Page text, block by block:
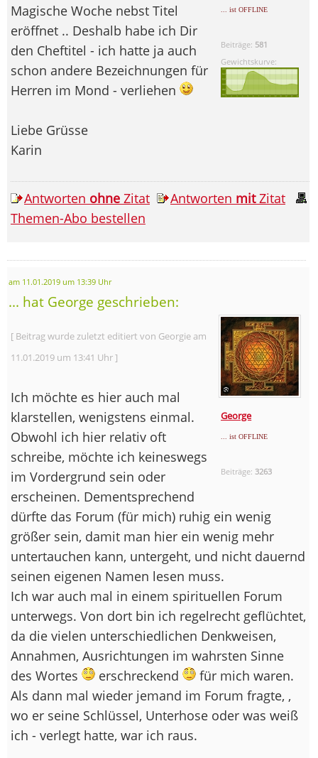
... ist OFFLINE
Beiträge: 581
Gewichtskurve:
Magische Woche nebst Titel
eröffnet .. Deshalb habe ich Dir
den Cheftitel - ich hatte ja auch
schon andere Bezeichnungen für
Herren im Mond - verliehen
Liebe Grüsse
Karin
Antworten ohne Zitat Antworten mitZitat
Themen-Abo bestellen
am 11.01.2019 um 13:39 Uhr
... hat George geschrieben:
George
... ist OFFLINE
Beiträge:3263
[ Beitrag wurde zuletzt editiert von Georgie am
11.01.2019 um 13:41 Uhr ]
Ich möchte es hier auch mal
klarstellen, wenigstens einmal.
Obwohl ich hier relativ oft
schreibe, möchte ich keineswegs
im Vordergrund sein oder
erscheinen. Dementsprechend
dürfte das Forum (für mich) ruhig ein wenig
größer sein, damit man hier ein wenig mehr
untertauchen kann, untergeht, und nicht dauernd
seinen eigenen Namen lesen muss.
Ich war auch mal in einem spirituellen Forum
unterwegs. Von dort bin ich regelrecht geflüchtet,
da die vielen unterschiedlichen Denkweisen,
Annahmen, Ausrichtungen im wahrsten Sinne
des Wortes
erschreckend
für mich waren.
Als dann mal wieder jemand im Forum fragte, ,
wo er seine Schlüssel, Unterhose oder was weiß
ich - verlegt hatte, war ich raus.